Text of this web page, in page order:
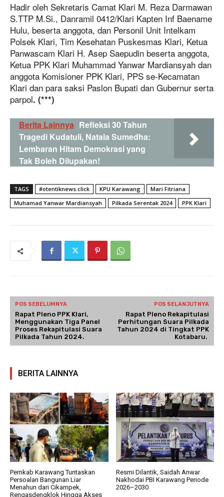
Hadir oleh Sekretaris Camat Klari M. Reza Darmawan
S.TTP M.Si., Danramil 0412/Klari Kapten Inf Baename
Hulu, beserta anggota, dan Personil Unit Intelkam
Polsek Klari, Tim Kesehatan Puskesmas Klari, Ketua
Panwascam Klari H. Asep Saepudin beserta anggota,
Ketua PPK Klari Muhammad Yanwar Mardiansyah dan
anggota Komisioner PPK Klari, PPS se-Kecamatan
Klari dan para saksi Paslon Bupati dan Gubernur serta
parpol. (***)
Berita Lainnya Refleksi 30 Tahun
Tragedi Kudatuli, Natala Sumedha:
Lembaran Hitam Demokrasi yang
Tak Boleh Dilupakan!
TAGS #otentiknews.click KPU Karawang
Mari Fitriana
Muhamad Yanwar Mardiansyah
Pilkada Serentak 2024 PPK Klari
POS SEBELUMNYA
Rapat Pleno PPK Klari,
Menggunakan Tiga Panel
Proses Rekapitulasi Suara
Pilkada Tahun 2024.
POS SELANJUTNYA
Rapat Pleno Rekapitulasi
Perhitungan Suara Pilkada
Tahun 2024 di Tingkat PPK
Kotabaru.
BERITA LAINNYA
Pemkab Karawang Tuntaskan
Persoalan Bangunan Liar
Menahun dari Cikampek,
Rengasdengklok Hingga Akses
Resmi Dilantik, Saidah Anwar
Nakhodai PBI Karawang Periode
2026–2030